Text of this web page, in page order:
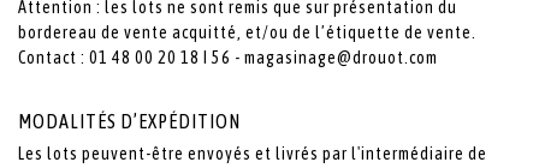
Attention : les lots ne sont remis que sur présentation du
bordereau de vente acquitté, et/ou de l’étiquette de vente.
Contact : 01 48 00 20 18 I 56 - magasinage@drouot.com
MODALITÉS D’EXPÉDITION
Les lots peuvent-être envoyés et livrés par l'intermédiaire de